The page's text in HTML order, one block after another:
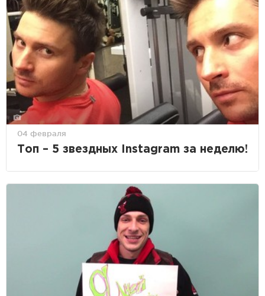
04 февраля
Топ – 5 звездных Instagram за неделю!